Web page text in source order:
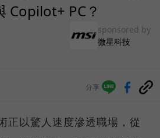
Copilot+ PC？
sponsored by
微星科技
分享
正以驚人速度滲透職場，從